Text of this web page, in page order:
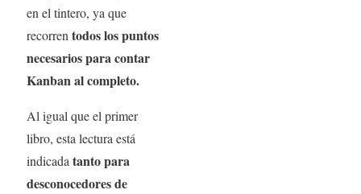
en el tintero, ya que
recorrentodos los puntos
necesarios para contar
Kanban al completo.
Al igual que el primer
libro, esta lectura está
indicadatanto para
desconocedores de